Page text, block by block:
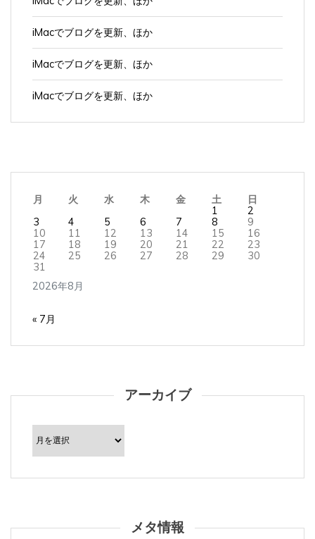
iMacでブログを更新、ほか
iMacでブログを更新、ほか
iMacでブログを更新、ほか
2026年8月
1
2
3
4 5 6 7 8
9
10
11 12 13 14 15
16
17
18 19 20 21 22
23
24
25 26 27 28 29
30
31
イ